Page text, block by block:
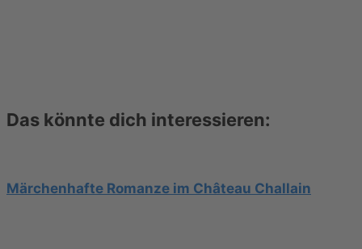
Das könnte dich interessieren:
Märchenhafte Romanze im Château Challain